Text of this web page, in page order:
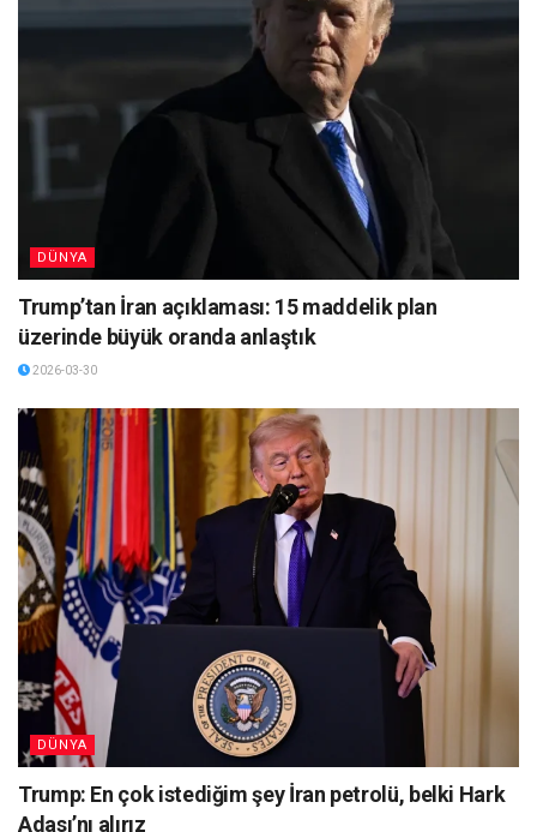
DÜNYA
Trump’tan İran açıklaması: 15 maddelik plan
üzerinde büyük oranda anlaştık
2026-03-30
DÜNYA
Trump: En çok istediğim şey İran petrolü, belki Hark
Adası’nı alırız